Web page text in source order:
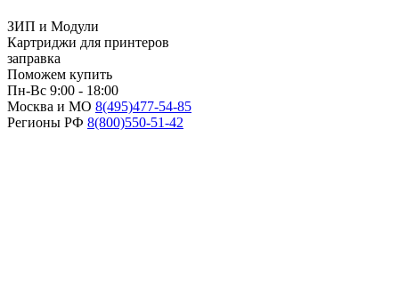
ЗИП и Модули
Картриджи для принтеров
заправка
Поможем купить
Пн-Вс 9:00 - 18:00
Москва и МО 8(495)477-54-85
Регионы РФ 8(800)550-51-42